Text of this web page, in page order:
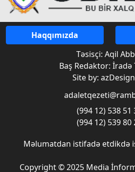
Haqqımızda
Təsisçi: Aqil
Baş Redaktor: İradə
Site by:
(994 12) 538 51
(994 12) 539 80
Məlumatdan istifadə etdikdə
Copyright © 2025 Media